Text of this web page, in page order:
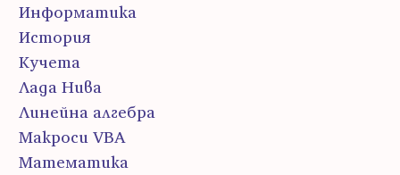
Информатика
История
Кучета
Лада Нива
Линейна алгебра
Макроси VBA
Математика